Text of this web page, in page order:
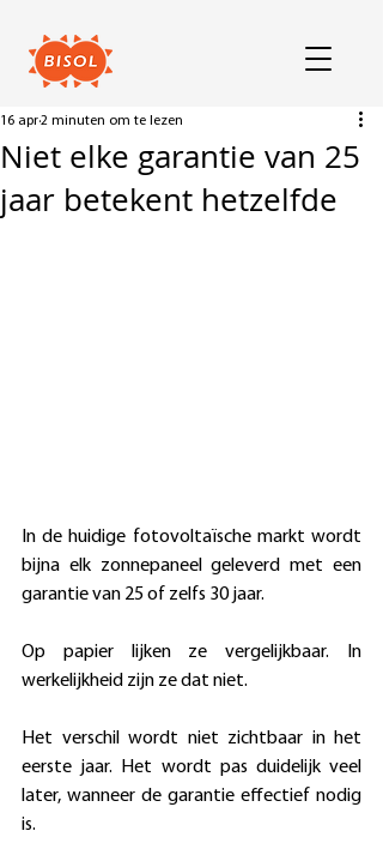
Niet elke garantie van 25
jaar betekent hetzelfde
16 apr2 minuten om te lezen
In de huidige fotovoltaïsche markt wordt
bijna elk zonnepaneel geleverd met een
garantie van 25 of zelfs 30 jaar.
Op papier lijken ze vergelijkbaar. In
werkelijkheid zijn ze dat niet.
Het verschil wordt niet zichtbaar in het
eerste jaar. Het wordt pas duidelijk veel
later, wanneer de garantie effectief nodig
is.